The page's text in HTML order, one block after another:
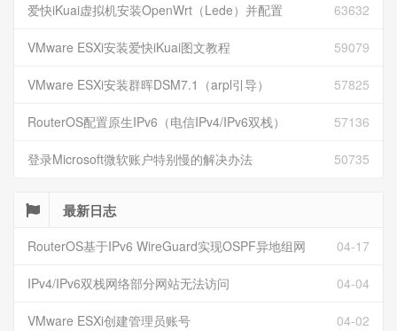
63632
爱快iKuai虚拟机安装OpenWrt（Lede）并配置
59079
VMware ESXi安装爱快iKuai图文教程
57825
VMware ESXi安装群晖DSM7.1（arpl引导）
57136
RouterOS配置原生IPv6（电信IPv4/IPv6双栈）
50735
登录Microsoft微软账户特别慢的解决办法
最新日志
04-17
RouterOS基于IPv6 WireGuard实现OSPF异地组网
04-04
IPv4/IPv6双栈网络部分网站无法访问
04-02
VMware ESXi创建管理员账号